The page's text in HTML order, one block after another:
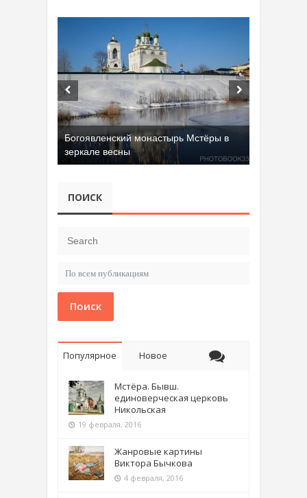
Богоявленский монастырь Мстёры в
зеркале весны
ПОИСК
Поиск
Популярное Новое
Мстёра. Бывш.
единоверческая церковь
Никольская
19 февраля, 2016
Жанровые картины
Виктора Бычкова
4 февраля, 2016